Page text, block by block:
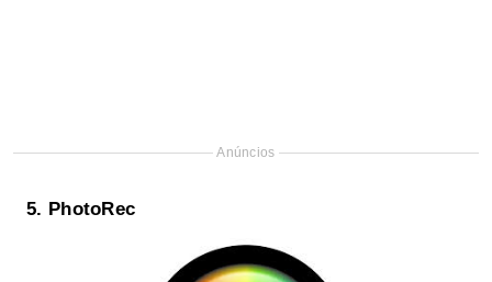
Anúncios
5. PhotoRec